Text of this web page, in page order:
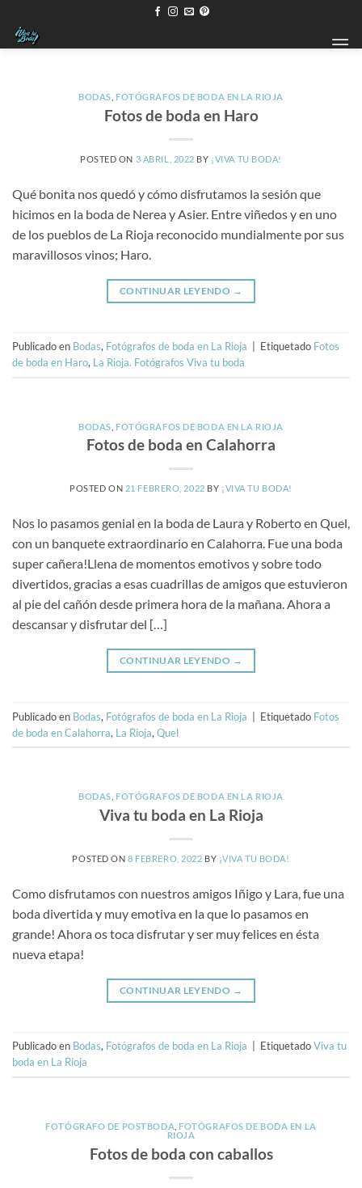
contenido
BODAS ,FOTÓGRAFOS DE BODA EN LA RIOJA
Fotos de boda en Haro
POSTED ON 3 ABRIL, 2022 BY ¡VIVA TU BODA!
Qué bonita nos quedó y cómo disfrutamos la sesión que
hicimos en la boda de Nerea y Asier. Entre viñedos y en uno
de los pueblos de La Rioja reconocido mundialmente por sus
maravillosos vinos; Haro.
CONTINUAR LEYENDO →
Publicado en Bodas, Fotógrafos de boda en La Rioja Etiquetado Fotos
de boda en Haro, La Rioja. Fotógrafos Viva tu boda
BODAS ,FOTÓGRAFOS DE BODA EN LA RIOJA
Fotos de boda en Calahorra
POSTED ON 21 FEBRERO, 2022 BY ¡VIVA TU BODA!
Nos lo pasamos genial en la boda de Laura y Roberto en Quel,
con un banquete extraordinario en Calahorra. Fue una boda
super cañera!Llena de momentos emotivos y sobre todo
divertidos, gracias a esas cuadrillas de amigos que estuvieron
al pie del cañón desde primera hora de la mañana. Ahora a
descansar y disfrutar del […]
CONTINUAR LEYENDO →
Publicado en Bodas, Fotógrafos de boda en La Rioja Etiquetado Fotos
de boda en Calahorra, La Rioja, Quel
BODAS ,FOTÓGRAFOS DE BODA EN LA RIOJA
Viva tu boda en La Rioja
POSTED ON8 FEBRERO, 2022 BY ¡VIVA TU BODA!
Como disfrutamos con nuestros amigos Iñigo y Lara, fue una
boda divertida y muy emotiva en la que lo pasamos en
grande! Ahora os toca disfrutar y ser muy felices en ésta
nueva etapa!
CONTINUAR LEYENDO →
Publicado en Bodas, Fotógrafos de boda en La Rioja EtiquetadoViva tu
boda en La Rioja
FOTÓGRAFO DE POSTBODA ,FOTÓGRAFOS DE BODA EN LA
RIOJA
Fotos de boda con caballos